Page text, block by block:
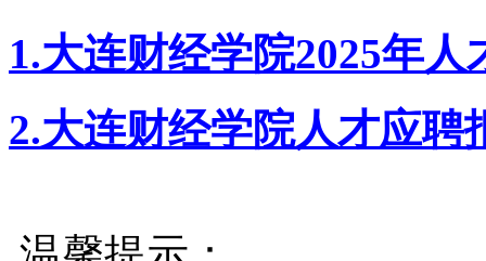
1.大连财经学院2025年人
2.大连财经学院人才应聘